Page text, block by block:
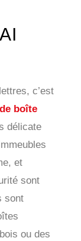
c’est
boîte
délicate
et
sont
sont
ou des